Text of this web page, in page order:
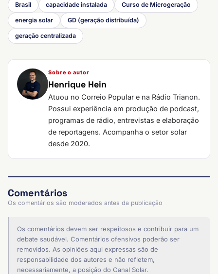
Brasil capacidade instalada Curso de Microgeração
energia solar GD (geração distribuída)
geração centralizada
Sobre o autor
Henrique Hein
Atuou no Correio Popular e na Rádio Trianon.
Possui experiência em produção de podcast,
programas de rádio, entrevistas e elaboração
de reportagens. Acompanha o setor solar
desde 2020.
Comentários
Os comentários são moderados antes da publicação
Os comentários devem ser respeitosos e contribuir para um
debate saudável. Comentários ofensivos poderão ser
removidos. As opiniões aqui expressas são de
responsabilidade dos autores e não refletem,
necessariamente, a posição do Canal Solar.